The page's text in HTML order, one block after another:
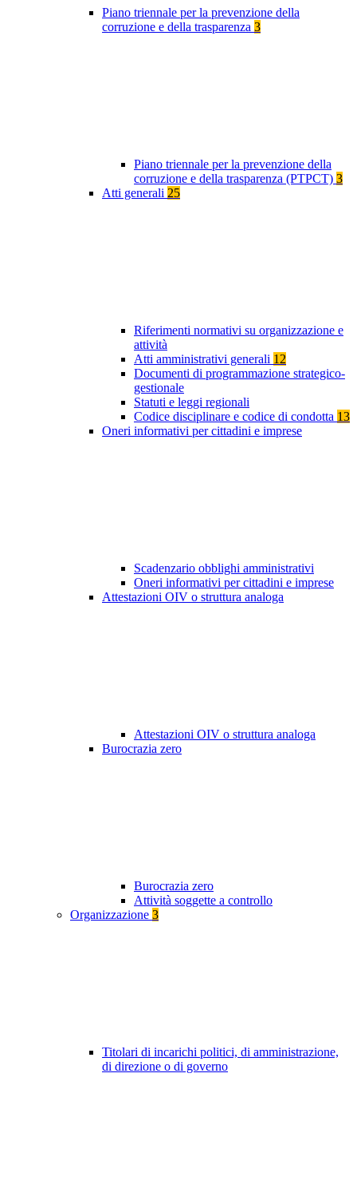
Piano triennale per la prevenzione della
corruzione e della trasparenza 3
Piano triennale per la prevenzione della
corruzione e della trasparenza (PTPCT) 3
Atti generali 25
Riferimenti normativi su organizzazione e
attività
Atti amministrativi generali 12
Documenti di programmazione strategico-
gestionale
Statuti e leggi regionali
Codice disciplinare e codice di condotta 13
Oneri informativi per cittadini e imprese
Scadenzario obblighi amministrativi
Oneri informativi per cittadini e imprese
Attestazioni OIV o struttura analoga
Attestazioni OIV o struttura analoga
Burocrazia zero
Burocrazia zero
Attività soggette a controllo
Organizzazione 3
Titolari di incarichi politici, di amministrazione,
di direzione o di governo